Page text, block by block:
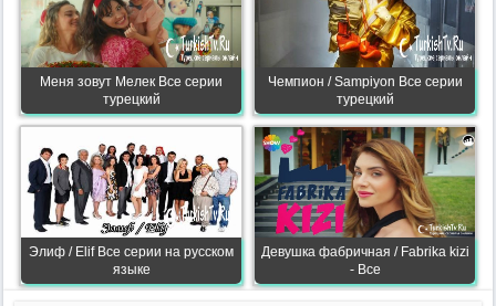
Меня зовут Мелек Все серии
турецкий
Чемпион / Sampiyon Все серии
турецкий
Элиф / Elif Все серии на русском
языке
Девушка фабричная / Fabrika kizi
- Все